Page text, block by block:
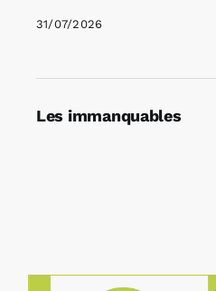
31/07/2026
Les immanquables